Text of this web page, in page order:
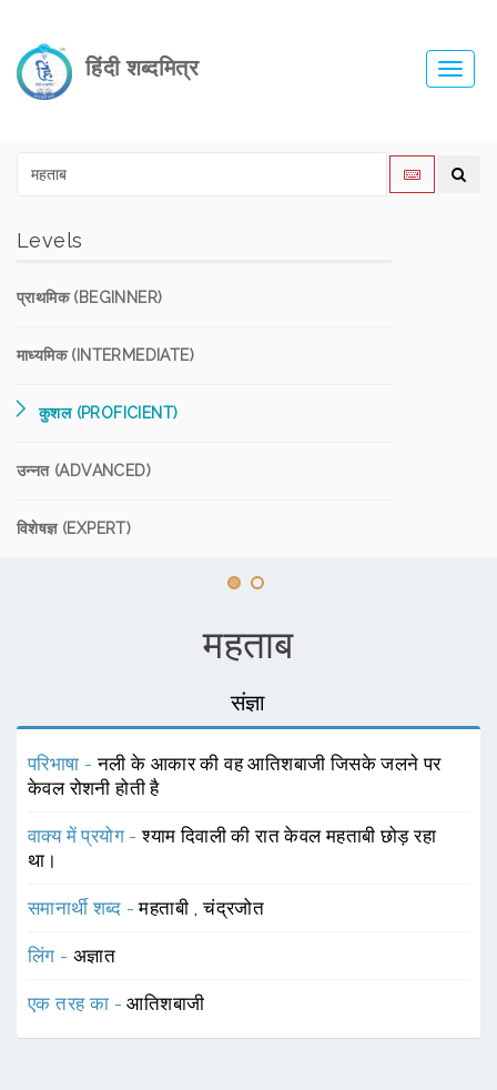
हिंदी शब्दमित्र
Levels
प्राथमिक (BEGINNER)
माध्यमिक (INTERMEDIATE)
कुशल (PROFICIENT)
उन्नत (ADVANCED)
विशेषज्ञ (EXPERT)
महताब
संज्ञा
परिभाषा -नली के आकार की वह आतिशबाजी जिसके जलने पर
केवल रोशनी होती है
वाक्य में प्रयोग -श्याम दिवाली की रात केवल महताबी छोड़ रहा
था।
समानार्थी शब्द -महताबी ,चंद्रजोत
लिंग - अज्ञात
एक तरह का -आतिशबाजी